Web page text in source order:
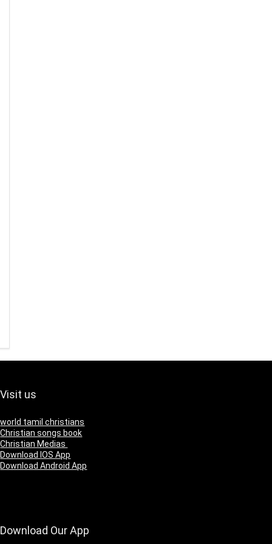
Visit us
world tamil christians
Christian songs book
Christian Medias
Download IOS App
Download Android App
Download Our App